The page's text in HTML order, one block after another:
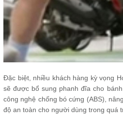
Đặc biệt, nhiều khách hàng kỳ vọng
sẽ được bổ sung phanh đĩa cho
công nghệ chống bó cứng (ABS),
độ an toàn cho người dùng trong quá